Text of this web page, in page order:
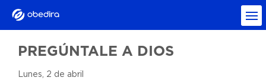
PREGÚNTALE A DIOS
Lunes, 2 de abril